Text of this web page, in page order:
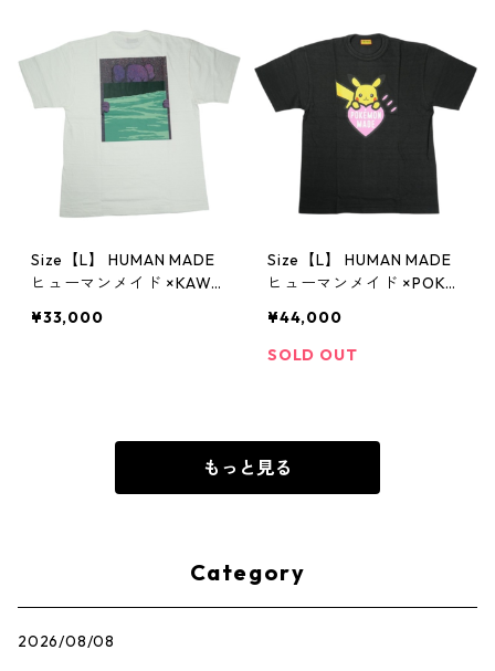
20836152
20836148
Size【L】 HUMAN MADE
ヒューマンメイド ×KAWS
HIC T-SHIRT #3 WHITE T
¥33,000
Size【L】 HUMAN MADE
ヒューマンメイド ×POKE
IC T-SHIRT BLACK 原宿限
定 ピカチュウTシャツ 黒
¥44,000
SOLD OUT
もっと見る
Category
2026/08/08